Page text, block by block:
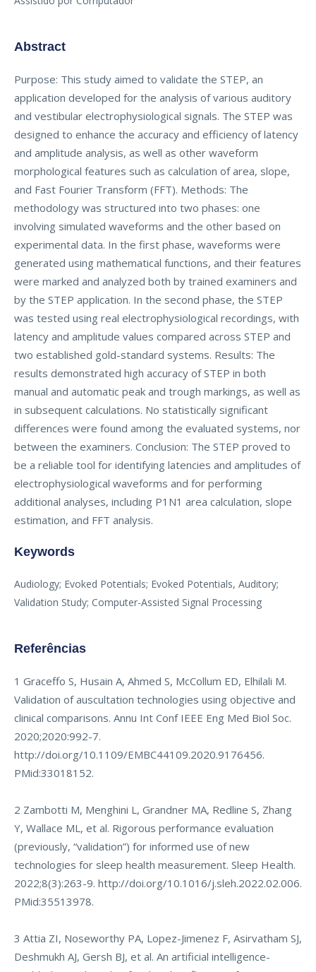
Abstract
Purpose: This study aimed to validate the STEP, an
application developed for the analysis of various auditory
and vestibular electrophysiological signals. The STEP was
designed to enhance the accuracy and efficiency of latency
and amplitude analysis, as well as other waveform
morphological features such as calculation of area, slope,
and Fast Fourier Transform (FFT). Methods: The
methodology was structured into two phases: one
involving simulated waveforms and the other based on
experimental data. In the first phase, waveforms were
generated using mathematical functions, and their features
were marked and analyzed both by trained examiners and
by the STEP application. In the second phase, the STEP
was tested using real electrophysiological recordings, with
latency and amplitude values compared across STEP and
two established gold-standard systems. Results: The
results demonstrated high accuracy of STEP in both
manual and automatic peak and trough markings, as well as
in subsequent calculations. No statistically significant
differences were found among the evaluated systems, nor
between the examiners. Conclusion: The STEP proved to
be a reliable tool for identifying latencies and amplitudes of
electrophysiological waveforms and for performing
additional analyses, including P1N1 area calculation, slope
estimation, and FFT analysis.
Keywords
Audiology; Evoked Potentials; Evoked Potentials, Auditory;
Validation Study; Computer-Assisted Signal Processing
Referências
1 Graceffo S, Husain A, Ahmed S, McCollum ED, Elhilali M.
Validation of auscultation technologies using objective and
clinical comparisons. Annu Int Conf IEEE Eng Med Biol Soc.
2020;2020:992-7.
http://doi.org/10.1109/EMBC44109.2020.9176456.
PMid:33018152.
2 Zambotti M, Menghini L, Grandner MA, Redline S, Zhang
Y, Wallace ML, et al. Rigorous performance evaluation
(previously, “validation”) for informed use of new
technologies for sleep health measurement. Sleep Health.
2022;8(3):263-9. http://doi.org/10.1016/j.sleh.2022.02.006.
PMid:35513978.
3 Attia ZI, Noseworthy PA, Lopez-Jimenez F, Asirvatham SJ,
Deshmukh AJ, Gersh BJ, et al. An artificial intelligence-